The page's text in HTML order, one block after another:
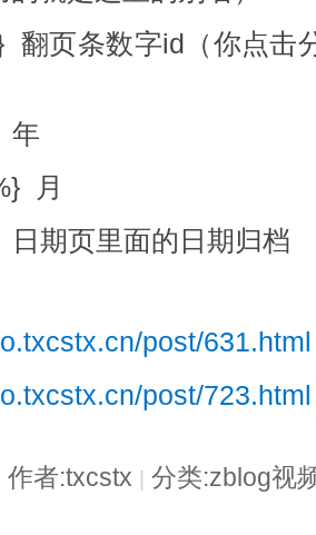
翻页条数字id（你点击
年
月
期页里面的日期归档
post/631.html
post/723.html
作者:txcstx 分类:zblog视